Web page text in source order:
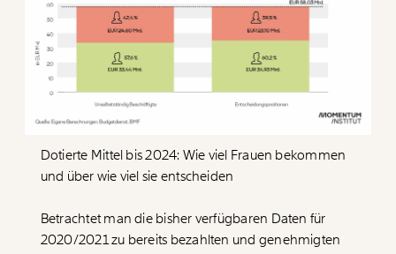
Veränderung
beginnt mit Dir!
WerdeFördermitgliedund wir können gemeinsam
Netz. Unabhängig und werbefrei. Und das wird auch
so bleiben. Kämpf’ mit uns für den Fortschritt und
Dotierte Mittel bis 2024: Wie viel Frauen bekommen
und über wie viel sie entscheiden
Betrachtet man die bisher verfügbaren Daten für
2020/2021 zu bereits bezahlten und genehmigten